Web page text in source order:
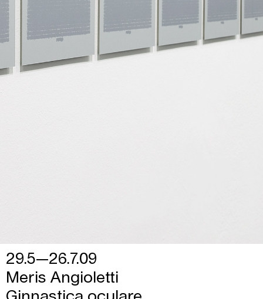
29.5—26.7.09
Meris Angioletti